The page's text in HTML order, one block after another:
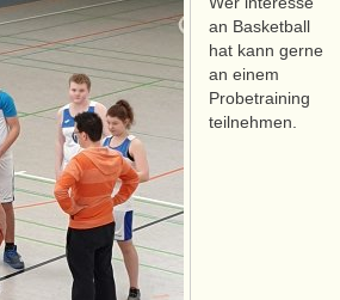
an Basketball
hat kann gerne
an einem
Probetraining
teilnehmen.